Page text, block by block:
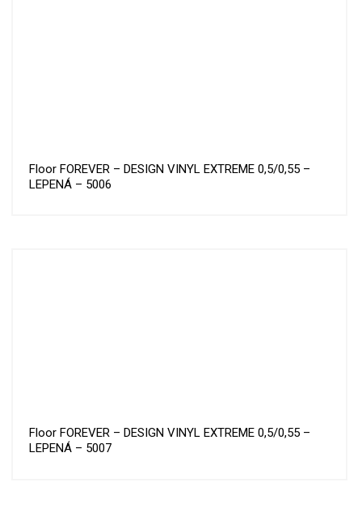
Floor FOREVER – DESIGN VINYL EXTREME 0,5/0,55 –
LEPENÁ – 5006
Floor FOREVER – DESIGN VINYL EXTREME 0,5/0,55 –
LEPENÁ – 5007